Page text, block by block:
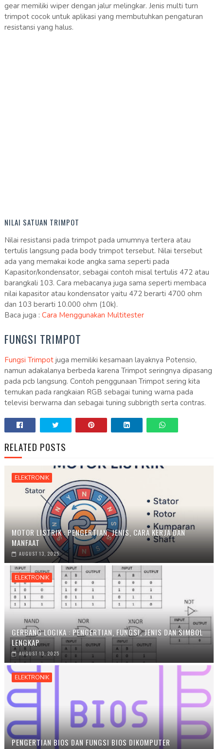
gear memiliki wiper dengan jalur melingkar. Jenis multi turn
trimpot cocok untuk aplikasi yang membutuhkan pengaturan
resistansi yang halus.
NILAI SATUAN TRIMPOT
Nilai resistansi pada trimpot pada umumnya tertera atau
tertulis langsung pada body trimpot tersebut. Nilai tersebut
ada yang memakai kode angka sama seperti pada
Kapasitor/kondensator, sebagai contoh misal tertulis 472 atau
barangkali 103. Cara mebacanya juga sama seperti membaca
nilai kapasitor atau kondensator yaitu 472 berarti 4700 ohm
dan 103 berarti 10.000 ohm (10k).
Baca juga : Cara Menggunakan Multitester
FUNGSI TRIMPOT
Fungsi Trimpotjuga memiliki kesamaan layaknya Potensio,
namun adakalanya berbeda karena Trimpot seringnya dipasang
pada pcb langsung. Contoh penggunaan Trimpot sering kita
temukan pada rangkaian RGB sebagai tuning warna pada
televisi berwarna dan sebagai tuning subbrigth serta contras.
RELATED POSTS
ELEKTRONIK
MOTOR LISTRIK : PENGERTIAN, JENIS, CARA KERJA DAN
MANFAAT
AUGUST 13, 2025
ELEKTRONIK
GERBANG LOGIKA : PENGERTIAN, FUNGSI, JENIS DAN SIMBOL
LENGKAP
AUGUST 13, 2025
ELEKTRONIK
PENGERTIAN BIOS DAN FUNGSI BIOS DIKOMPUTER